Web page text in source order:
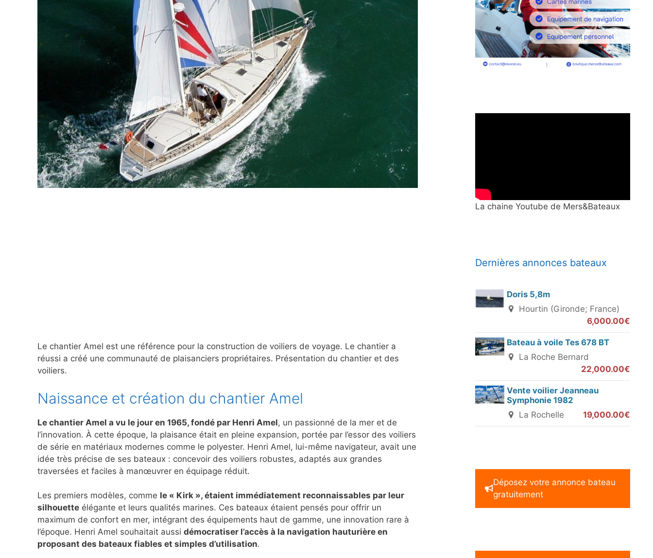
Le chantier Amel est une référence pour la construction de voiliers de voyage. Le chantier a
réussi a créé une communauté de plaisanciers propriétaires. Présentation du chantier et des
voiliers.
Naissance et création du chantier Amel
Le chantier Amel a vu le jour en 1965, fondé par Henri Amel, un passionné de la mer et de
l’innovation. À cette époque, la plaisance était en pleine expansion, portée par l’essor des voiliers
de série en matériaux modernes comme le polyester. Henri Amel, lui-même navigateur, avait une
idée très précise de ses bateaux : concevoir des voiliers robustes, adaptés aux grandes
traversées et faciles à manœuvrer en équipage réduit.
Les premiers modèles, comme le « Kirk », étaient immédiatement reconnaissables par leur
silhouette élégante et leurs qualités marines. Ces bateaux étaient pensés pour offrir un
maximum de confort en mer, intégrant des équipements haut de gamme, une innovation rare à
l’époque. Henri Amel souhaitait aussi démocratiser l’accès à la navigation hauturière en
proposant des bateaux fiables et simples d’utilisation.
La chaine Youtube de Mers&Bateaux
Dernières annonces bateaux
Doris 5,8m
Hourtin (Gironde; France)
6,000.00€
Bateau à voile Tes 678 BT
La Roche Bernard
22,000.00€
Vente voilier Jeanneau
Symphonie 1982
La Rochelle
19,000.00€
Déposez votre annonce bateau
gratuitement